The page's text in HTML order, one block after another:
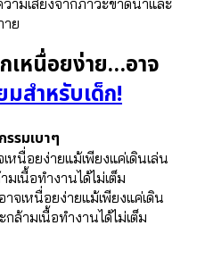
ามเสี่ยงจากภาวะขาดน้ำและ
าย
หนื่อยง่าย…อาจ
มสำหรับเด็ก!
รมเบาๆ
หนื่อยง่ายแม้เพียงแค่เดินเล่น
เนื้อทำงานได้ไม่เต็ม
จเหนื่อยง่ายแม้เพียงแค่เดิน
ล้ามเนื้อทำงานได้ไม่เต็ม